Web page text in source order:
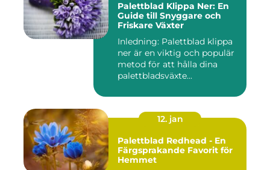
Palettblad Klippa Ner: En
Guide till Snyggare och
Friskare Växter
Inledning: Palettblad klippa
ner är en viktig och populär
metod för att hålla dina
palettbladsväxte...
12. jan
Palettblad Redhead - En
Färgsprakande Favorit för
Hemmet